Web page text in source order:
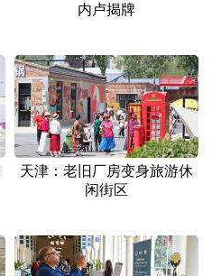
青海 宁夏
黑龙江
日本語 한국어
内卢揭牌
天津：老旧厂房变身旅游休
闲街区